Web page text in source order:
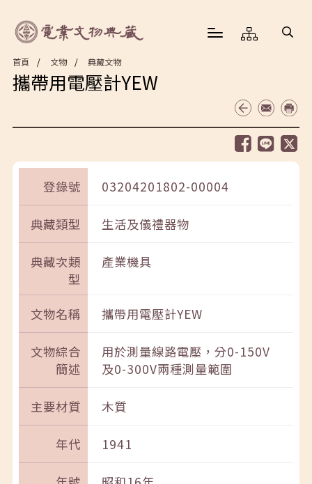
首頁 文物 典藏文物
攜帶用電壓計YEW
登錄號 03204201802-00004
典藏類型 生活及儀禮器物
典藏次類
型
產業機具
文物名稱 攜帶用電壓計YEW
文物綜合
簡述
用於測量線路電壓，分0-150V
及0-300V兩種測量範圍
主要材質 木質
年代 1941